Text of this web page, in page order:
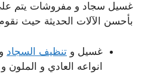
غسيل سجاد و مفروشات يتم
بأحسن الآلات الحديثة حيث
غسيل و تنظيف السجاد
انواعه العادي و